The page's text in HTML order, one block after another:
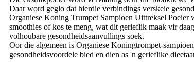
Daar word geglo dat hierdie verbindings verskeie
Organiese Koning Trumpet Sampioen Uittreksel
smoothies of kos te meng, wat dit gerieflik maak vir
volhoubare gesondheidsaanvullings soek.
Oor die algemeen is Organiese Koningtrompet-
gesondheidsvoordele bied en dien as 'n gerieflike